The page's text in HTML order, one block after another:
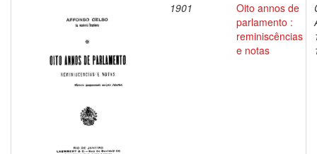
1901
Oito annos de
parlamento :
reminiscências
e notas